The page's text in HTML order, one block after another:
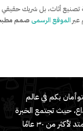
تصنيع أثاث، بل شريك
الموقع الرسمىصمم
بكم في عالم
حيث تجتمع الخبرة
الطويلة التي تمتد لأكثر من ٣٠ عامًا